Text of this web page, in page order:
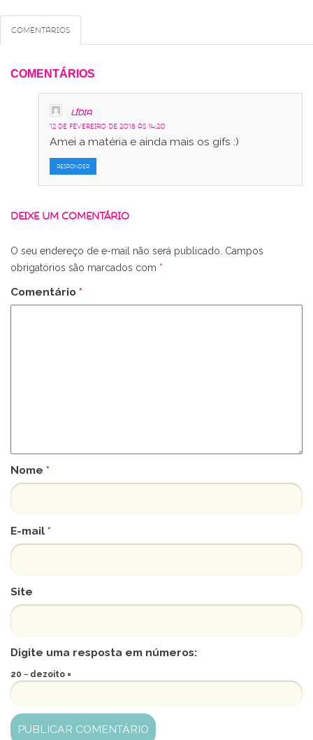
Comentários
COMENTÁRIOS
Lídia
12 de fevereiro de 2018 às 14:20
Amei a matéria e ainda mais os gifs :)
RESPONDER
DEIXE UM COMENTÁRIO
O seu endereço de e-mail não será publicado. Campos
obrigatórios são marcados com *
Comentário *
Nome *
E-mail *
Site
Digite uma resposta em números:
20 − dezoito =